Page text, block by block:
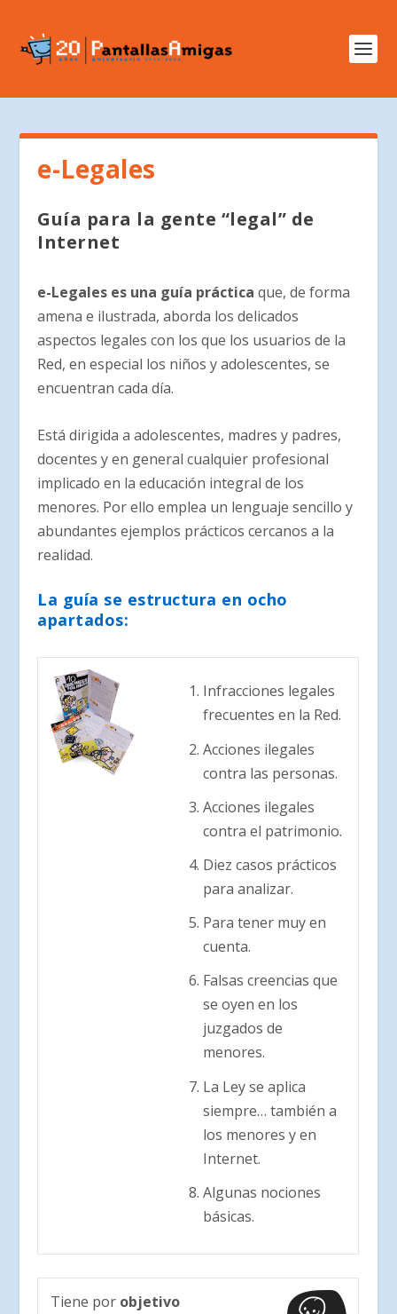
e-Legales
Guía para la gente “legal” de
Internet
e-Legales es una guía práctica que, de forma
amena e ilustrada, aborda los delicados
aspectos legales con los que los usuarios de la
Red, en especial los niños y adolescentes, se
encuentran cada día.
Está dirigida a adolescentes, madres y padres,
docentes y en general cualquier profesional
implicado en la educación integral de los
menores. Por ello emplea un lenguaje sencillo y
abundantes ejemplos prácticos cercanos a la
realidad.
La guía se estructura en ocho
apartados:
Infracciones legales
frecuentes en la Red.
Acciones ilegales
contra las personas.
Acciones ilegales
contra el patrimonio.
Diez casos prácticos
para analizar.
Para tener muy en
cuenta.
Falsas creencias que
se oyen en los
juzgados de
menores.
La Ley se aplica
siempre… también a
los menores y en
Internet.
Algunas nociones
básicas.
Tiene por objetivo